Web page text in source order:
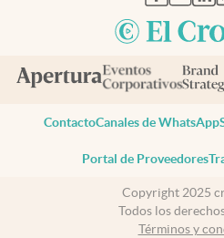
ContactoCanales de WhatsApp
Portal de Proveedores
Copyright 2025
Todos los
Términos y